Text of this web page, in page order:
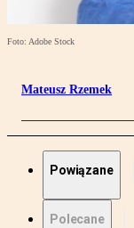
Foto: Adobe Stock
Mateusz Rzemek
Powiązane
Polecane